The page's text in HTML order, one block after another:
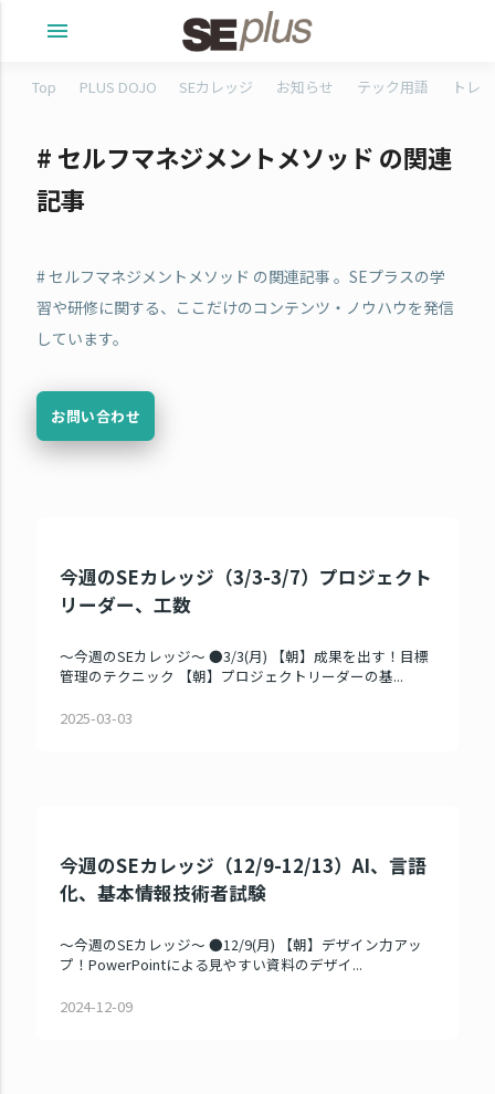
menu
Top PLUS DOJO SEカレッジ お知らせ テック用語 トレ
# セルフマネジメントメソッド の関連
記事
# セルフマネジメントメソッド の関連記事 。SEプラスの学
習や研修に関する、ここだけのコンテンツ・ノウハウを発信
しています。
お問い合わせ
今週のSEカレッジ（3/3-3/7）プロジェクト
リーダー、工数
～今週のSEカレッジ～ ●3/3(月) 【朝】成果を出す！目標
管理のテクニック 【朝】プロジェクトリーダーの基...
2025-03-03
今週のSEカレッジ（12/9-12/13）AI、言語
化、基本情報技術者試験
～今週のSEカレッジ～ ●12/9(月) 【朝】デザイン力アッ
プ！PowerPointによる見やすい資料のデザイ...
2024-12-09